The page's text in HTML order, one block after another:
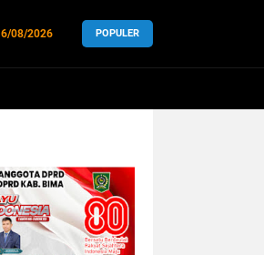
6/08/2026 POPULER